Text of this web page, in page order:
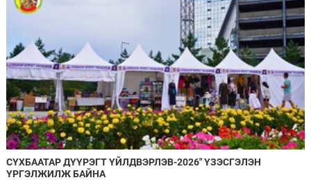
СҮХБААТАР ДҮҮРЭГТ ҮЙЛДВЭРЛЭВ-2026" ҮЗЭСГЭЛЭН
ҮРГЭЛЖИЛЖ БАЙНА